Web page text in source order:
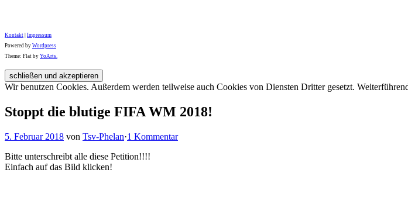
Kontakt Impressum
Powered by Wordpress
Theme: Flat by YoArts.
Wir benutzen Cookies. Außerdem werden teilweise auch Cookies von Diensten Dritter gesetzt.
Stoppt die blutige FIFA WM 2018!
5. Februar 2018 von Tsv-Phelan·1 Kommentar
Bitte unterschreibt alle diese Petition!!!!
Einfach auf das Bild klicken!